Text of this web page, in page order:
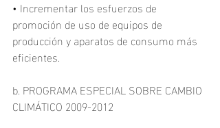
• Incrementar los esfuerzos de
promoción de uso de equipos de
producción y aparatos de consumo más
eficientes.
b. PROGRAMA ESPECIAL SOBRE CAMBIO
CLIMÁTICO 2009-2012